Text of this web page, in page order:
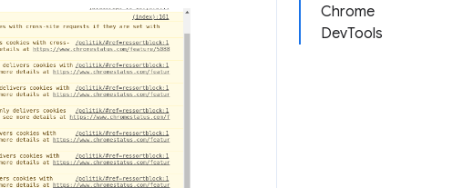
Chrome
DevTools